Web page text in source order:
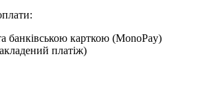
банківською карткою (MonoPay)
платіж)